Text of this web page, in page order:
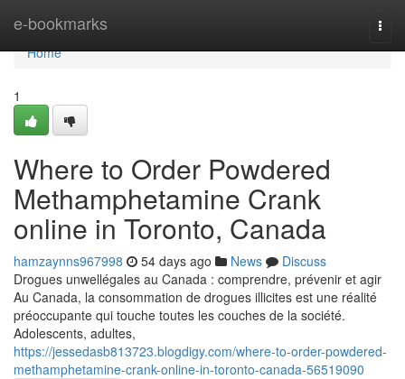
e-bookmarks
Home
Home
1
Where to Order Powdered
Methamphetamine Crank
online in Toronto, Canada
hamzaynns967998 54 days ago News
Discuss
Drogues unwellégales au Canada : comprendre, prévenir et agir
Au Canada, la consommation de drogues illicites est une réalité
préoccupante qui touche toutes les couches de la société.
Adolescents, adultes,
https://jessedasb813723.blogdigy.com/where-to-order-powdered-
methamphetamine-crank-online-in-toronto-canada-56519090